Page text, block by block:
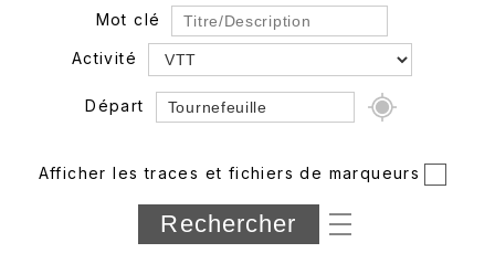
Mot clé
Activité
Départ
Département
Longueur min/max
Afficher les traces et fichiers de marqueurs